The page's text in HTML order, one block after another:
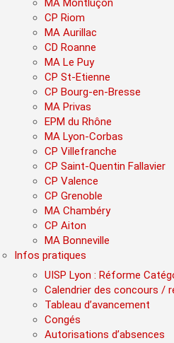
MA Montluçon
CP Riom
MA Aurillac
CD Roanne
MA Le Puy
CP St-Etienne
CP Bourg-en-Bresse
MA Privas
EPM du Rhône
MA Lyon-Corbas
CP Villefranche
CP Saint-Quentin Fallavier
CP Valence
CP Grenoble
MA Chambéry
CP Aiton
MA Bonneville
Infos pratiques
UISP Lyon : Réforme
Calendrier des concours /
Tableau d’avancement
Congés
Autorisations d’absences